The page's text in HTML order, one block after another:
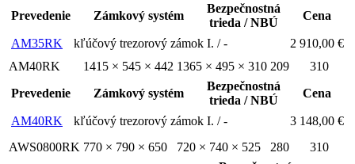
Prevedenie
Zámkový systém
Bezpečnostná
trieda / NBÚ
Cena
AM35RK kľúčový trezorový zámok I. / -
2 910,00 €
AM40RK
1415 × 545 × 442 1365 × 495 × 310 209
310
Prevedenie
Zámkový systém
Bezpečnostná
trieda / NBÚ
Cena
AM40RK kľúčový trezorový zámok I. / -
3 148,00 €
AWS0800RK 770 × 790 × 650 720 × 740 × 525 280
310